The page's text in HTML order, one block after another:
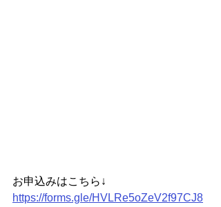
お申込みはこちら↓
https://forms.gle/HVLRe5oZeV2f97CJ8